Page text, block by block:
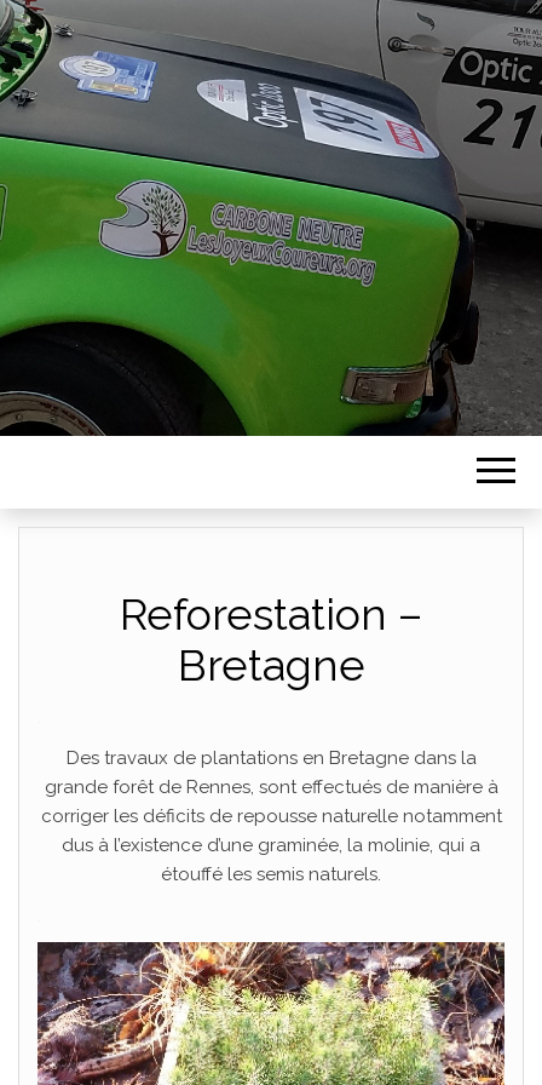
ASSOCIATION
LES JOYEUX
COUREURS
Reforestation –
Bretagne
Des travaux de plantations en Bretagne dans la
grande forêt de Rennes, sont effectués de manière à
corriger les déficits de repousse naturelle notamment
dus à l’existence d’une graminée, la molinie, qui a
étouffé les semis naturels.